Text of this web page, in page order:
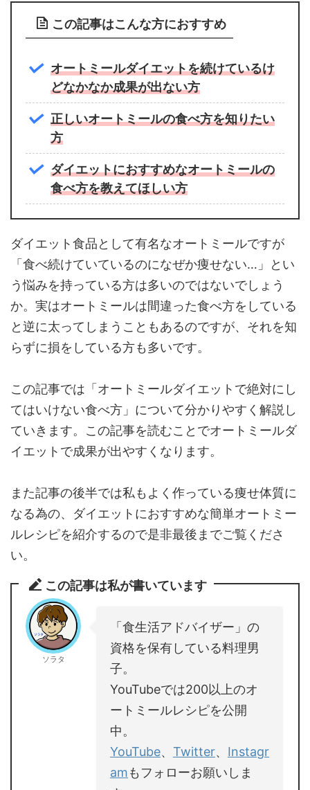
この記事はこんな方におすすめ
オートミールダイエットを続けているけ
どなかなか成果が出ない方
正しいオートミールの食べ方を知りたい
方
ダイエットにおすすめなオートミールの
食べ方を教えてほしい方
ダイエット食品として有名なオートミールですが
「食べ続けていているのになぜか痩せない…」とい
う悩みを持っている方は多いのではないでしょう
か。実はオートミールは間違った食べ方をしている
と逆に太ってしまうこともあるのですが、それを知
らずに損をしている方も多いです。
この記事では「オートミールダイエットで絶対にし
てはいけない食べ方」について分かりやすく解説し
ていきます。この記事を読むことでオートミールダ
イエットで成果が出やすくなります。
また記事の後半では私もよく作っている痩せ体質に
なる為の、ダイエットにおすすめな簡単オートミー
ルレシピを紹介するので是非最後までご覧くださ
い。
この記事は私が書いています
ソラタ
「食生活アドバイザー」の
資格を保有している料理男
子。
YouTubeでは200以上のオ
ートミールレシピを公開
中。
YouTube、 Twitter、 Instagr
amもフォローお願いしま